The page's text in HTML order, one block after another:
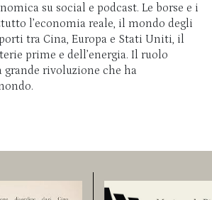
su social e podcast. Le borse e i
l’economia reale, il mondo degli
tra Cina, Europa e Stati Uniti, il
prime e dell’energia. Il ruolo
grande rivoluzione che ha